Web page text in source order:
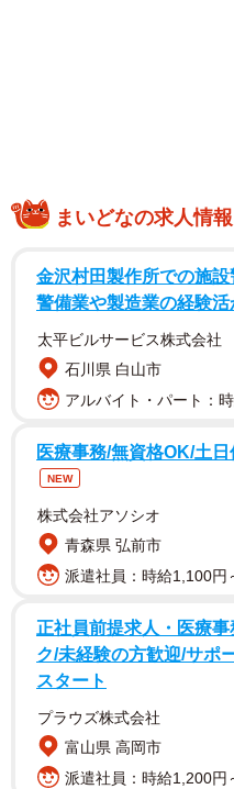
まいどなの求人情報
金沢村田製作所での施
警備業や製造業の経験活
太平ビルサービス株式会社
石川県 白山市
アルバイト・パート：
医療事務/無資格OK/土
NEW
株式会社アソシオ
青森県 弘前市
派遣社員：時給1,100円
正社員前提求人・医療
ク/未経験の方歓迎/サポ
スタート
プラウズ株式会社
富山県 高岡市
派遣社員：時給1,200円